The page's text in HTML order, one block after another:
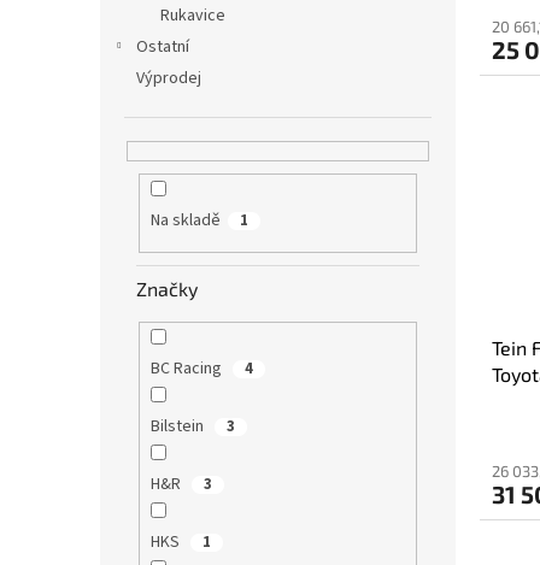
Rukavice
Ostatní
Výprodej
Na skladě 1
Značky
BC Racing 4
Bilstein 3
H&R 3
HKS 1
20
25
Tein
26
31